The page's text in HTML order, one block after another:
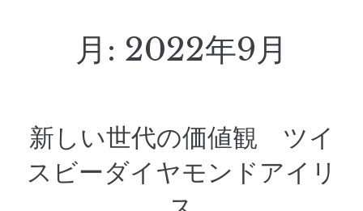
月: 2022年9月
新しい世代の価値観 ツイ
スビーダイヤモンドアイリ